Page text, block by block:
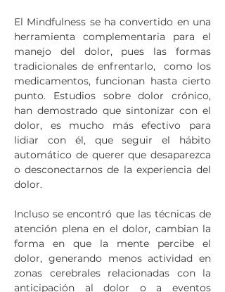
El Mindfulness se ha convertido en una
herramienta complementaria para el
manejo del dolor, pues las formas
tradicionales de enfrentarlo, como los
medicamentos, funcionan hasta cierto
punto. Estudios sobre dolor crónico,
han demostrado que sintonizar con el
dolor, es mucho más efectivo para
lidiar con él, que seguir el hábito
automático de querer que desaparezca
o desconectarnos de la experiencia del
dolor.
Incluso se encontró que las técnicas de
atención plena en el dolor, cambian la
forma en que la mente percibe el
dolor, generando menos actividad en
zonas cerebrales relacionadas con la
anticipación al dolor o a eventos